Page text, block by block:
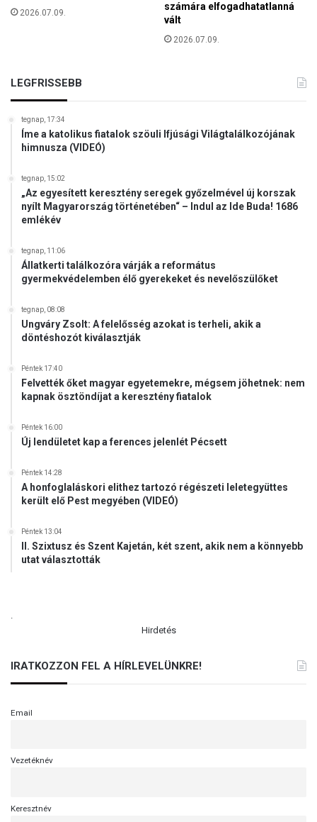
l
2026.07.09.
számára elfogadhatatlanná
vált
2026.07.09.
LEGFRISSEBB
tegnap, 17:34
Íme a katolikus fiatalok szöuli Ifjúsági Világtalálkozójának
himnusza (VIDEÓ)
tegnap, 15:02
„Az egyesített keresztény seregek győzelmével új korszak
nyílt Magyarország történetében“ – Indul az Ide Buda! 1686
emlékév
tegnap, 11:06
Állatkerti találkozóra várják a református
gyermekvédelemben élő gyerekeket és nevelőszülőket
tegnap, 08:08
Ungváry Zsolt: A felelősség azokat is terheli, akik a
döntéshozót kiválasztják
Péntek 17:40
Felvették őket magyar egyetemekre, mégsem jöhetnek: nem
kapnak ösztöndíjat a keresztény fiatalok
Péntek 16:00
Új lendületet kap a ferences jelenlét Pécsett
Péntek 14:28
A honfoglaláskori elithez tartozó régészeti leletegyüttes
került elő Pest megyében (VIDEÓ)
Péntek 13:04
II. Szixtusz és Szent Kajetán, két szent, akik nem a könnyebb
utat választották
.
Hirdetés
IRATKOZZON FEL A HÍRLEVELÜNKRE!
Email
Vezetéknév
Keresztnév